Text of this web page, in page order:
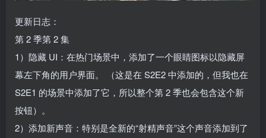
更新日志：
第 2 季第 2 集
1）隐藏 UI：在热门场景中，添加了一个眼睛图标以隐藏屏
幕左下角的用户界面。 （这是在 S2E2 中添加的，但我也在
S2E1 的场景中添加了它，所以整个第 2 季也会包含这个新
按钮）。
2）添加新声音：特别是全新的“射精声音”这个声音添加到了